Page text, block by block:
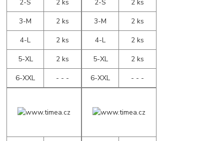
2-S
2 ks
3-M
2 ks
4-L
2 ks
5-XL
2 ks
6-XXL
- - -
2-S
2 ks
3-M
2 ks
4-L
2 ks
5-XL
2 ks
6-XXL
- - -